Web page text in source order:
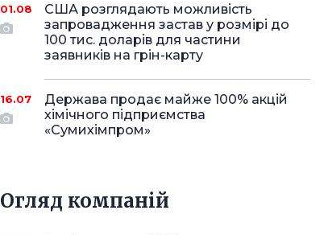
01.08
США розглядають можливість
запровадження застав у розмірі до
100 тис. доларів для частини
заявників на грін-карту
16.07
Держава продає майже 100% акцій
хімічного підприємства
«Сумихімпром»
Огляд компаній